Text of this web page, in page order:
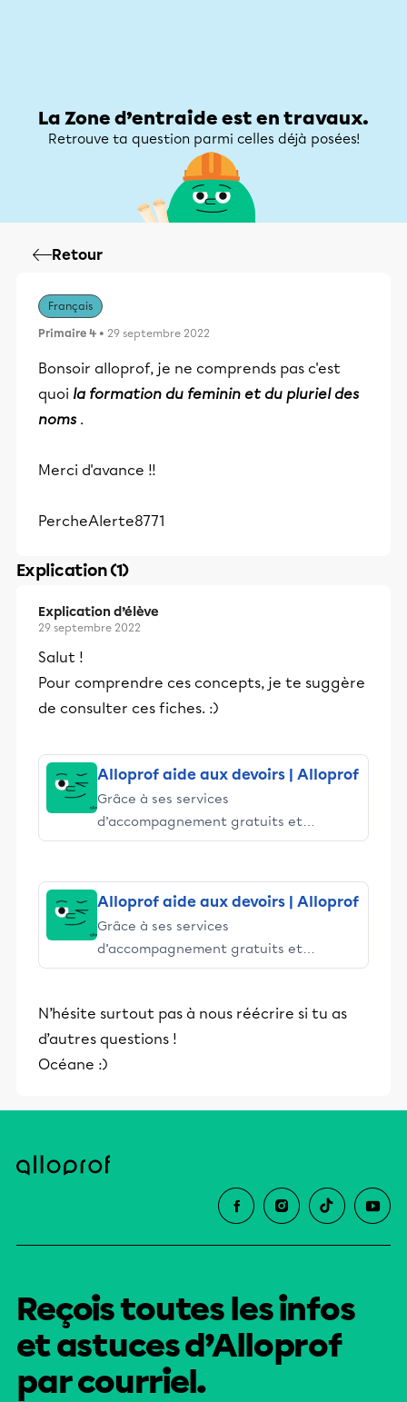
La Zone d’entraide est en travaux.
Retrouve ta question parmi celles déjà posées!
Retour
Français
Primaire 4 • 29 septembre 2022
Bonsoir alloprof, je ne comprends pas c'est
quoi la formation du feminin et du pluriel des
noms .
Merci d'avance !!
PercheAlerte8771
Explication (1)
Explication d’élève
29 septembre 2022
Salut !
Pour comprendre ces concepts, je te suggère
de consulter ces fiches. :)
Alloprof aide aux devoirs | Alloprof
Grâce à ses services
d’accompagnement gratuits et
stimulants, Alloprof engage les élèves
Alloprof aide aux devoirs | Alloprof
Grâce à ses services
d’accompagnement gratuits et
stimulants, Alloprof engage les élèves
éducative.
N’hésite surtout pas à nous réécrire si tu as
d’autres questions !
Océane :)
Reçois toutes les infos
et astuces d’Alloprof
par courriel.